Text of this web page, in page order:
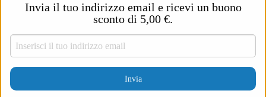
Questa pagina non esiste.
Chi siamo Termini di utilizzo di Catamates
Invia il tuo indirizzo email e ricevi un buono
sconto di 5,00 €.
Invia